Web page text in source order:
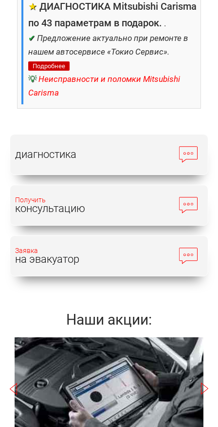
★ ДИАГНОСТИКА Mitsubishi Carisma
по 43 параметрам в подарок. .
✔ Предложение актуально при ремонте в
нашем автосервисе «Токио Сервис».
Подробнее
💡 Неисправности и поломки Mitsubishi
Carisma
диагностика
Получить
консультацию
Заявка
на эвакуатор
Наши акции:
Записаться